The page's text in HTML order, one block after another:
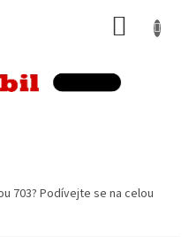
703? Podívejte se na celou